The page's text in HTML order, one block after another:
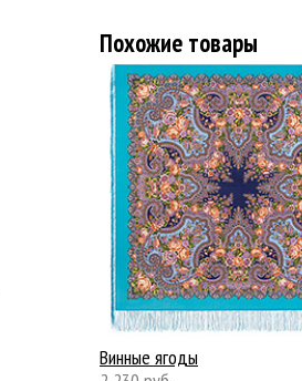
Похожие товары
Винные ягоды